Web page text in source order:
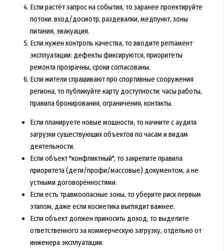
Если растёт запрос на события, то заранее проектируйте
потоки: вход/досмотр, раздевалки, медпункт, зоны
питания, эвакуация.
Если нужен контроль качества, то вводите регламент
эксплуатации: дефекты фиксируются, приоритеты
ремонта прозрачны, сроки согласованы.
Если жители спрашивают про спортивные сооружения
региона, то публикуйте карту доступности: часы работы,
правила бронирования, ограничения, контакты.
Если планируете новые мощности, то начните с аудита
загрузки существующих объектов по часам и видам
деятельности.
Если объект "конфликтный", то закрепите правила
приоритета (дети/профи/массовые) документом, а не
устными договорённостями.
Если есть травмоопасные зоны, то уберите риск первым
этапом, даже если косметика выглядит важнее.
Если объект должен приносить доход, то выделите
ответственного за коммерческую загрузку, отдельно от
инженера эксплуатации.